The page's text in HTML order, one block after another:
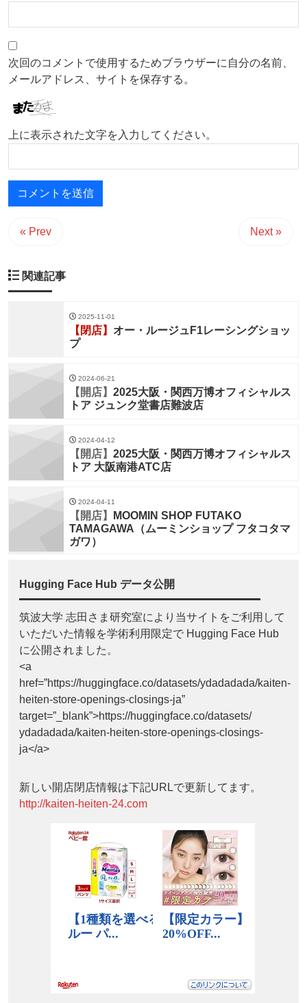
次回のコメントで使用するためブラウザーに自分の名前、
メールアドレス、サイトを保存する。
上に表示された文字を入力してください。
« Prev Next »
関連記事
2025-11-01
【閉店】 オー・ルージュF1レーシングショッ
プ
2024-06-21
【開店】 2025大阪・関西万博オフィシャルス
トア ジュンク堂書店難波店
2024-04-12
【開店】 2025大阪・関西万博オフィシャルス
トア 大阪南港ATC店
2024-04-11
【開店】
MOOMIN SHOP FUTAKO
TAMAGAWA（ムーミンショップ フタコタマ
ガワ）
Hugging Face Hub データ公開
筑波大学 志田さま研究室により当サイトをご利用して
いただいた情報を学術利用限定で Hugging Face Hub
に公開されました。
<a
href=”https://huggingface.co/datasets/ydadadada/kaiten-
heiten-store-openings-closings-ja”
target=”_blank”>https://huggingface.co/datasets/
ydadadada/kaiten-heiten-store-openings-closings-
ja</a>
新しい開店閉店情報は下記URLで更新してます。
http://kaiten-heiten-24.com